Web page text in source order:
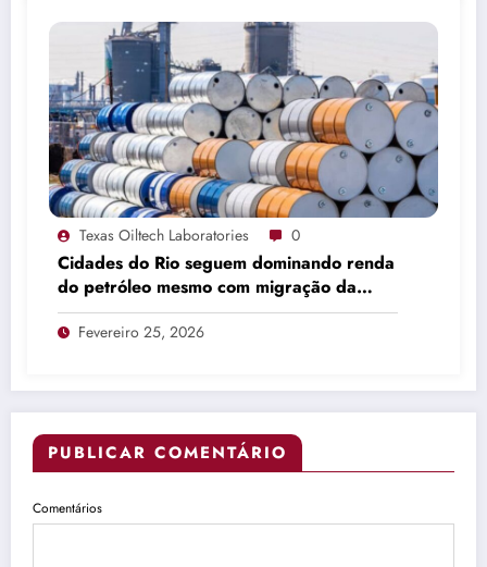
Texas Oiltech Laboratories 0
Cidades do Rio seguem dominando renda
do petróleo mesmo com migração da
produção
Fevereiro 25, 2026
PUBLICAR COMENTÁRIO
Comentários